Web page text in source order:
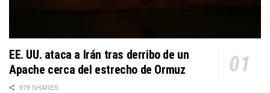
EE. UU. ataca a Irán tras derribo de un
Apache cerca del estrecho de Ormuz
979 SHARES